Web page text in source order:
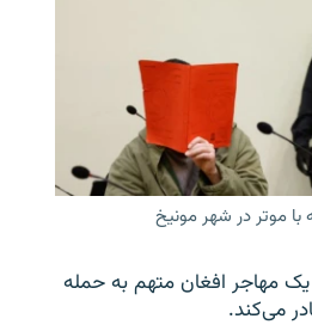
موتر در شهر مونیخ
مهاجر افغان متهم به حمله
می‌کند.